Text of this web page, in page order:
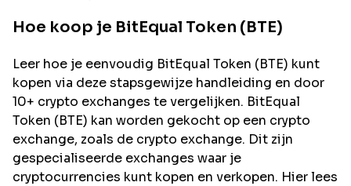
Hoe koop je BitEqual Token (BTE)
Leer hoe je eenvoudig BitEqual Token (BTE) kunt
kopen via deze stapsgewijze handleiding en door
10+ crypto exchanges te vergelijken. BitEqual
Token (BTE) kan worden gekocht op een crypto
exchange, zoals de crypto exchange. Dit zijn
gespecialiseerde exchanges waar je
cryptocurrencies kunt kopen en verkopen. Hier lees